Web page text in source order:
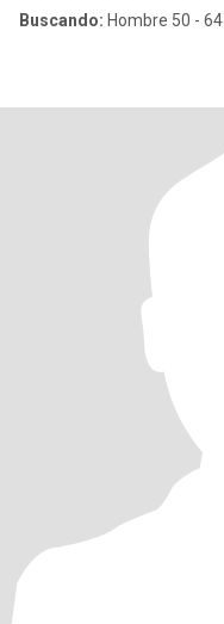
Buscando: Hombre 50 - 64